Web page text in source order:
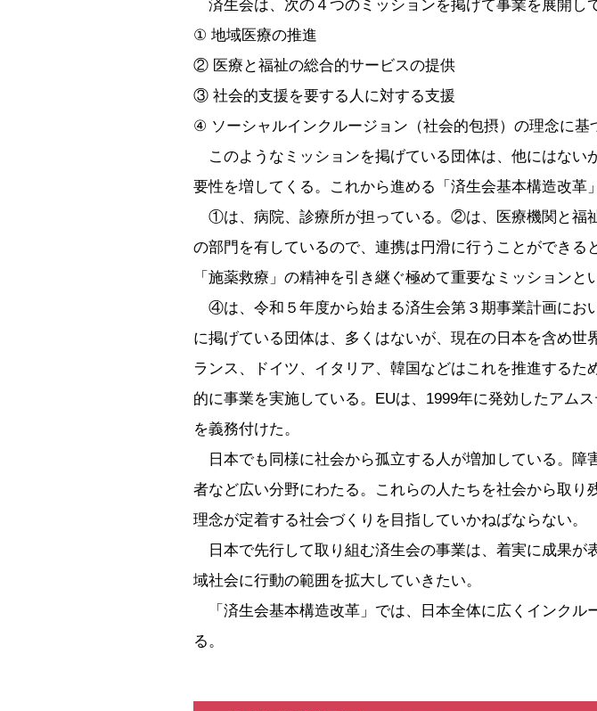
済生会は、次の４つのミッションを掲げて事業を展開し
① 地域医療の推進
② 医療と福祉の総合的サービスの提供
③ 社会的支援を要する人に対する支援
④ ソーシャルインクルージョン（社会的包摂）の理念に基
このようなミッションを掲げている団体は、他にはない
要性を増してくる。これから進める「済生会基本構造改革
①は、病院、診療所が担っている。②は、医療機関と福
の部門を有しているので、連携は円滑に行うことができ
「施薬救療」の精神を引き継ぐ極めて重要なミッションと
④は、令和５年度から始まる済生会第３期事業計画にお
に掲げている団体は、多くはないが、現在の日本を含め
ランス、ドイツ、イタリア、韓国などはこれを推進する
的に事業を実施している。EUは、1999年に発効したアム
を義務付けた。
日本でも同様に社会から孤立する人が増加している。障
者など広い分野にわたる。これらの人たちを社会から取
理念が定着する社会づくりを目指していかねばならない。
日本で先行して取り組む済生会の事業は、着実に成果が
域社会に行動の範囲を拡大していきたい。
「済生会基本構造改革」では、日本全体に広くインクル
る。